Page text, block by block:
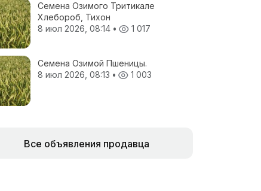
Семена Озимого Тритикале
Хлебороб, Тихон
8 июл 2026, 08:14 • 1 017
Семена Озимой Пшеницы.
8 июл 2026, 08:13 • 1 003
Все объявления продавца